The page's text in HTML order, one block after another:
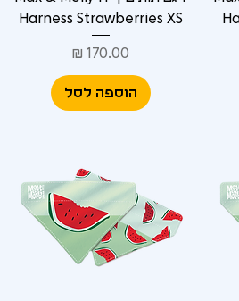
Harness Strawberries XS
מחיר
הוספה לסל